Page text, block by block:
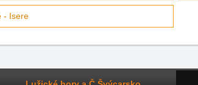
- Isere